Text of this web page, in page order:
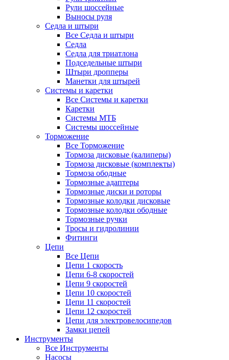
Рули шоссейные
Выносы руля
Седла и штыри
Все Седла и штыри
Седла
Седла для триатлона
Подседельные штыри
Штыри дропперы
Манетки для штырей
Системы и каретки
Все Системы и каретки
Каретки
Системы МТБ
Системы шоссейные
Торможение
Все Торможение
Тормоза дисковые (калиперы)
Тормоза дисковые (комплекты)
Тормоза ободные
Тормозные адаптеры
Тормозные диски и роторы
Тормозные колодки дисковые
Тормозные колодки ободные
Тормозные ручки
Тросы и гидролинии
Фитинги
Цепи
Все Цепи
Цепи 1 скорость
Цепи 6-8 скоростей
Цепи 9 скоростей
Цепи 10 скоростей
Цепи 11 скоростей
Цепи 12 скоростей
Цепи для электровелосипедов
Замки цепей
Инструменты
Все Инструменты
Насосы